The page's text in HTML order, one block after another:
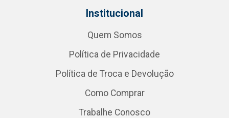
Institucional
Quem Somos
Política de Privacidade
Política de Troca e Devolução
Como Comprar
Trabalhe Conosco